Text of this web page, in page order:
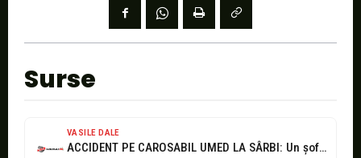
Surse
VASILE DALE
ACCIDENT PE CAROSABIL UMED LA SÂRBI: Un șofer de 22 de ani...